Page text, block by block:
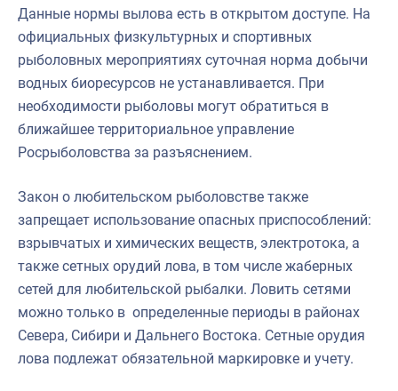
Данные нормы вылова есть в открытом доступе. На
официальных физкультурных и спортивных
рыболовных мероприятиях суточная норма добычи
водных биоресурсов не устанавливается. При
необходимости рыболовы могут обратиться в
ближайшее территориальное управление
Росрыболовства за разъяснением.
Закон о любительском рыболовстве также
запрещает использование опасных приспособлений:
взрывчатых и химических веществ, электротока, а
также сетных орудий лова, в том числе жаберных
сетей для любительской рыбалки. Ловить сетями
можно только в определенные периоды в районах
Севера, Сибири и Дальнего Востока. Сетные орудия
лова подлежат обязательной маркировке и учету.